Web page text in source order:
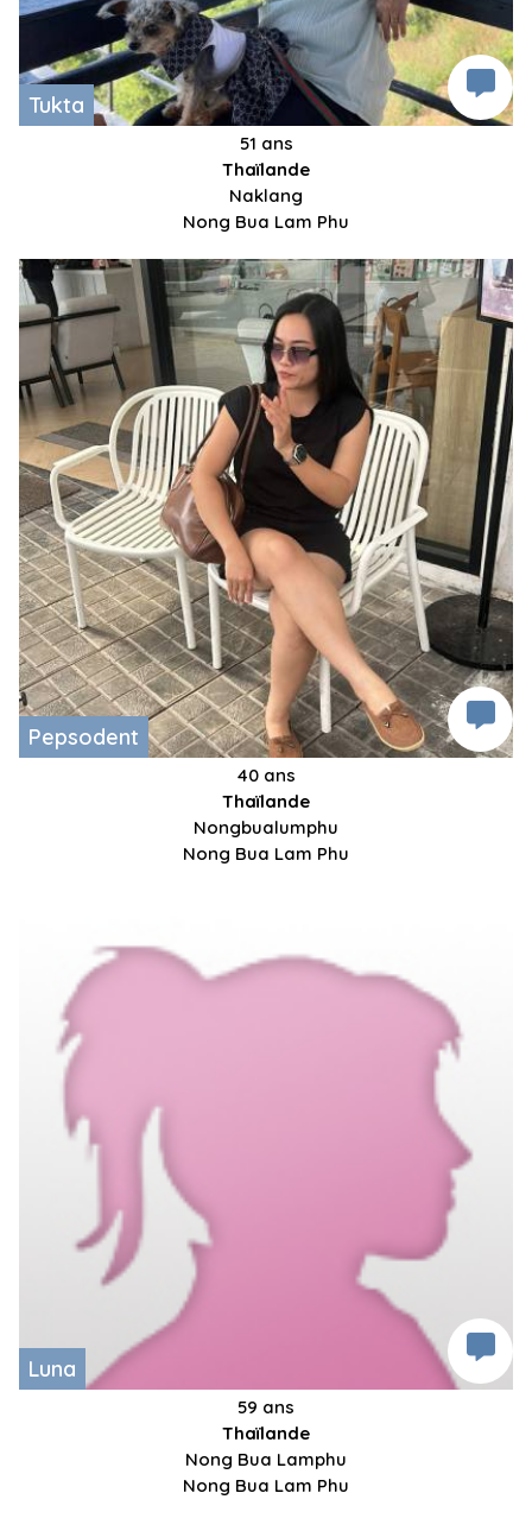
Tukta
51 ans
Thaïlande
Naklang
Nong Bua Lam Phu
Pepsodent
40 ans
Thaïlande
Nongbualumphu
Nong Bua Lam Phu
Luna
59 ans
Thaïlande
Nong Bua Lamphu
Nong Bua Lam Phu